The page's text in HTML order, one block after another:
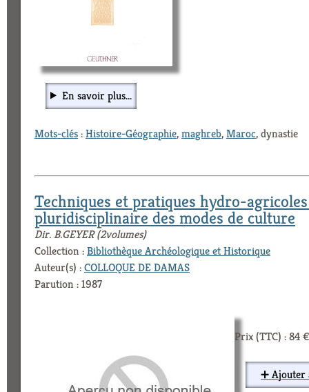
En savoir plus...
Mots-clés:Histoire-Géographie,maghreb,Maroc, dynastie
Techniques et pratiques hydro-
pluridisciplinaire des modes de culture
Dir. B.GEYER (2volumes)
Collection :Bibliothèque Archéologique et Historique
Auteur(s) :COLLOQUE DE DAMAS
Parution : 1987
Prix (TTC) : 84 €
➕ Ajouter